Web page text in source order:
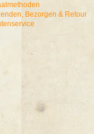
Bezorgen & Retour